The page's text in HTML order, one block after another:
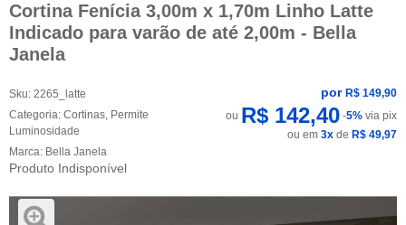
Cortina Fenícia 3,00m x 1,70m Linho Latte
Indicado para varão de até 2,00m - Bella
Janela
Sku: 2265_latte
Categoria: Cortinas Permite
Luminosidade
Marca: Bella Janela
Produto Indisponível
por R$ 149,90
ou R$ 142,40 -5% via pix
ou em 3x de R$ 49,97